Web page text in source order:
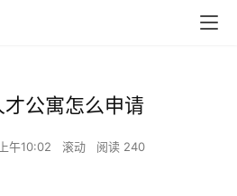
公寓怎么申请
午10:02 滚动 阅读 240